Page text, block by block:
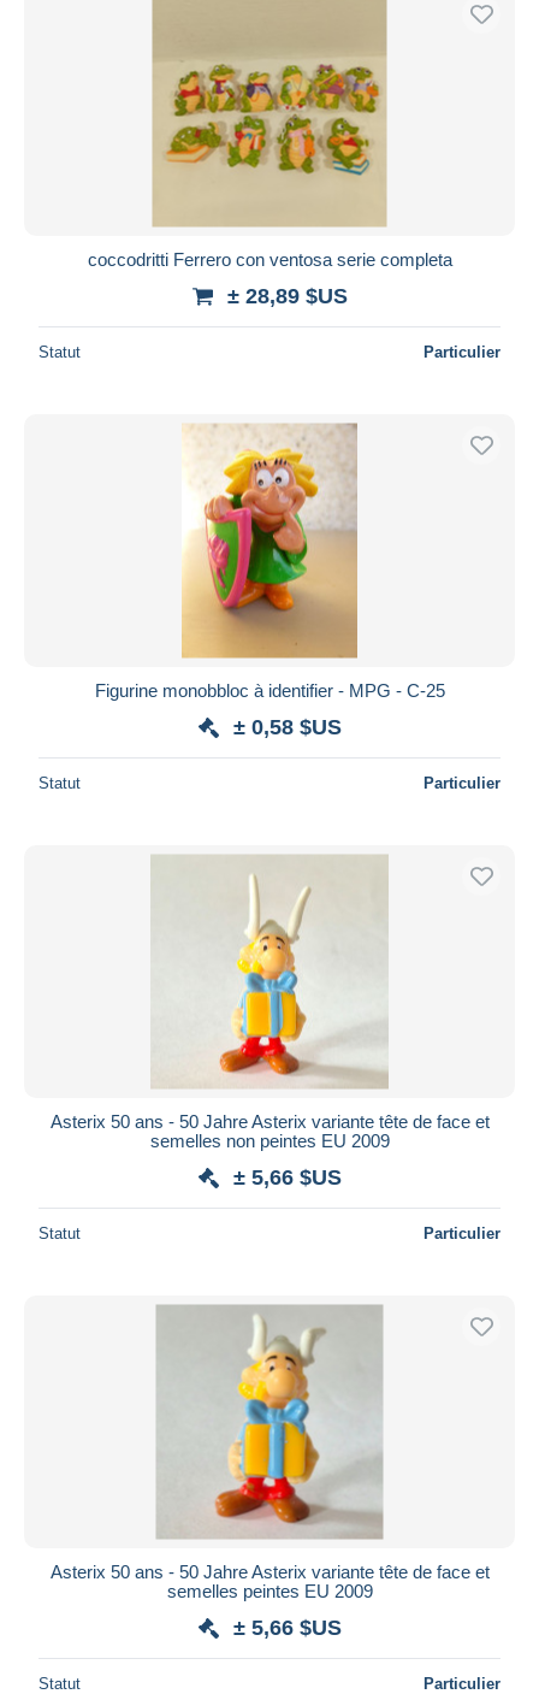
Méthodes de paiement
PayPal
Virement bancaire
Mastercard
Bancontact
Tout désélectionner
Appliquer
coccodritti Ferrero con ventosa serie completa
± 28,89 $US
Statut Particulier
Figurine monobbloc à identifier - MPG - C-25
± 0,58 $US
Statut Particulier
Asterix 50 ans - 50 Jahre Asterix variante tête de face et
semelles non peintes EU 2009
± 5,66 $US
Statut Particulier
Asterix 50 ans - 50 Jahre Asterix variante tête de face et
semelles peintes EU 2009
± 5,66 $US
Statut Particulier